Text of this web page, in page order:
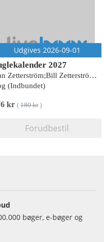
Udgives 2026-09-01
2027
Dan Zetterström;Bill Zetterström;Niklas Aronsson
(Indbundet)
kr ( 180 kr)
Forudbestil
bøger, e-bøger og